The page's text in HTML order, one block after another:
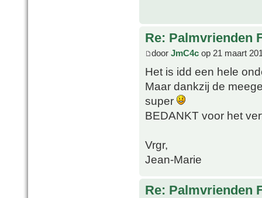
Re: Palmvrienden
door JmC4c op 21 maart
Het is idd een hele
Maar dankzij de
super
BEDANKT voor het
Vrgr,
Jean-Marie
Re: Palmvrienden